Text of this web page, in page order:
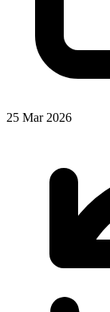
25 Mar 2026